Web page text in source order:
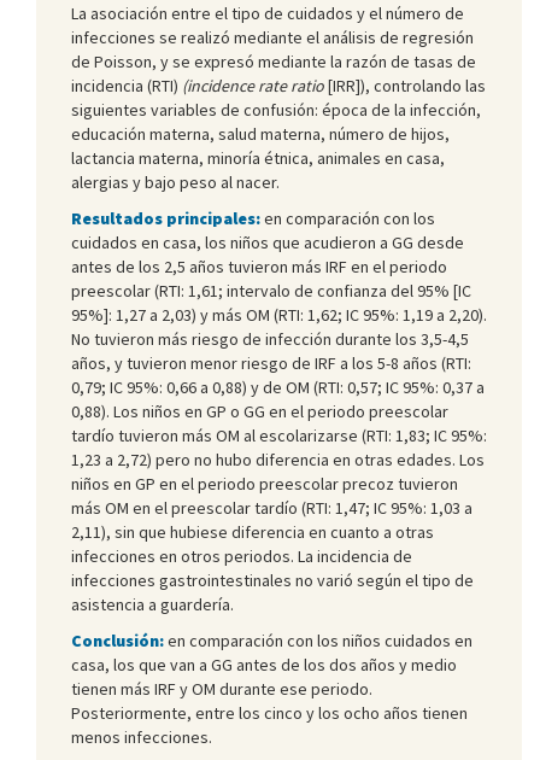
La asociación entre el tipo de cuidados y el número de
infecciones se realizó mediante el análisis de regresión
de Poisson, y se expresó mediante la razón de tasas de
incidencia (RTI) (incidence rate ratio[IRR]), controlando las
siguientes variables de confusión: época de la infección,
educación materna, salud materna, número de hijos,
lactancia materna, minoría étnica, animales en casa,
alergias y bajo peso al nacer.
Resultados principales:en comparación con los
cuidados en casa, los niños que acudieron a GG desde
antes de los 2,5 años tuvieron más IRF en el periodo
preescolar (RTI: 1,61; intervalo de confianza del 95% [IC
95%]: 1,27 a 2,03) y más OM (RTI: 1,62; IC 95%: 1,19 a 2,20).
No tuvieron más riesgo de infección durante los 3,5-4,5
años, y tuvieron menor riesgo de IRF a los 5-8 años (RTI:
0,79; IC 95%: 0,66 a 0,88) y de OM (RTI: 0,57; IC 95%: 0,37 a
0,88). Los niños en GP o GG en el periodo preescolar
tardío tuvieron más OM al escolarizarse (RTI: 1,83; IC 95%:
1,23 a 2,72) pero no hubo diferencia en otras edades. Los
niños en GP en el periodo preescolar precoz tuvieron
más OM en el preescolar tardío (RTI: 1,47; IC 95%: 1,03 a
2,11), sin que hubiese diferencia en cuanto a otras
infecciones en otros periodos. La incidencia de
infecciones gastrointestinales no varió según el tipo de
asistencia a guardería.
Conclusión:en comparación con los niños cuidados en
casa, los que van a GG antes de los dos años y medio
tienen más IRF y OM durante ese periodo.
Posteriormente, entre los cinco y los ocho años tienen
menos infecciones.